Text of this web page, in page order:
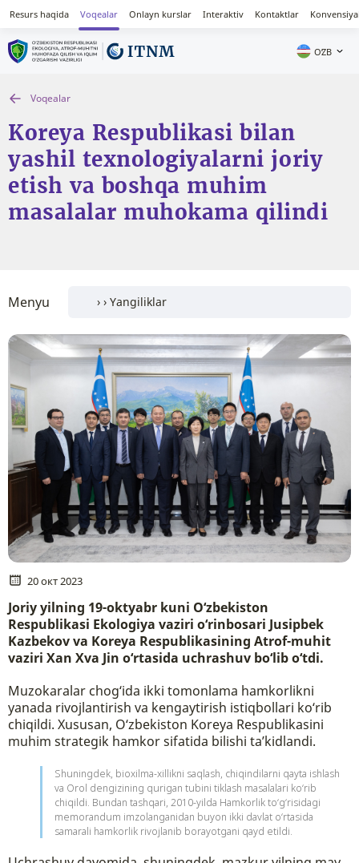
Resurs haqida Voqealar Onlayn kurslar Interaktiv Kontaktlar
OʻZB
Voqealar
Koreya Respublikasi bilan
yashil texnologiyalarni joriy
etish va boshqa muhim
masalalar muhokama qilindi
Menyu
20 окт 2023
Joriy yilning 19-oktyabr kuni O‘zbekiston
Respublikasi Ekologiya vaziri o‘rinbosari Jusipbek
Kazbekov va Koreya Respublikasining Atrof-muhit
vaziri Xan Xva Jin o‘rtasida uchrashuv bo‘lib o‘tdi.
Muzokaralar chog‘ida ikki tomonlama hamkorlikni
yanada rivojlantirish va kengaytirish istiqbollari ko‘rib
chiqildi. Xususan, O‘zbekiston Koreya Respublikasini
muhim strategik hamkor sifatida bilishi ta’kidlandi.
Shuningdek, bioxilma-xillikni saqlash, chiqindilarni qayta ishlash
va Orol dengizining qurigan tubini tiklash masalalari ko‘rib
chiqildi. Bundan tashqari, 2010-yilda Hamkorlik to‘g‘risidagi
memorandum imzolanganidan buyon ikki davlat o‘rtasida
samarali hamkorlik rivojlanib borayotgani qayd etildi.